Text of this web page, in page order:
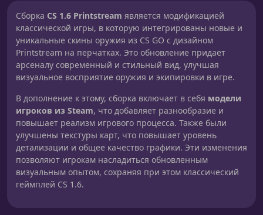
Сборка CS 1.6 Printstream является модификацией
классической игры, в которую интегрированы новые и
уникальные скины оружия из CS GO с дизайном
Printstream на перчатках. Это обновление придает
арсеналу современный и стильный вид, улучшая
визуальное восприятие оружия и экипировки в игре.
В дополнение к этому, сборка включает в себя модели
игроков из Steam, что добавляет разнообразие и
повышает реализм игрового процесса. Также были
улучшены текстуры карт, что повышает уровень
детализации и общее качество графики. Эти изменения
позволяют игрокам насладиться обновленным
визуальным опытом, сохраняя при этом классический
геймплей CS 1.6.